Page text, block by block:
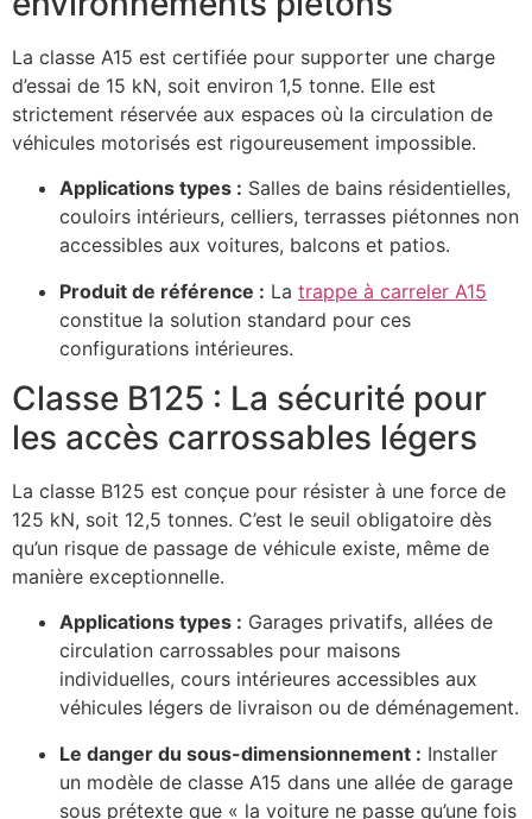
La classe A15 est certifiée pour supporter une charge
d’essai de 15 kN, soit environ 1,5 tonne. Elle est
strictement réservée aux espaces où la circulation de
véhicules motorisés est rigoureusement impossible.
Applications types : Salles de bains résidentielles,
couloirs intérieurs, celliers, terrasses piétonnes non
accessibles aux voitures, balcons et patios.
Produit de référence : La trappe à carreler A15
constitue la solution standard pour ces
configurations intérieures.
Classe B125 : La sécurité pour
les accès carrossables légers
La classe B125 est conçue pour résister à une force de
125 kN, soit 12,5 tonnes. C’est le seuil obligatoire dès
qu’un risque de passage de véhicule existe, même de
manière exceptionnelle.
Applications types : Garages privatifs, allées de
circulation carrossables pour maisons
individuelles, cours intérieures accessibles aux
véhicules légers de livraison ou de déménagement.
Le danger du sous-dimensionnement : Installer
un modèle de classe A15 dans une allée de garage
sous prétexte que « la voiture ne passe qu’une fois